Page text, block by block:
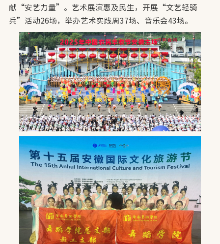
献“安艺力量”。艺术展演惠及民生，开展“文艺轻骑
兵”活动26场，举办艺术实践周37场、音乐会43场。